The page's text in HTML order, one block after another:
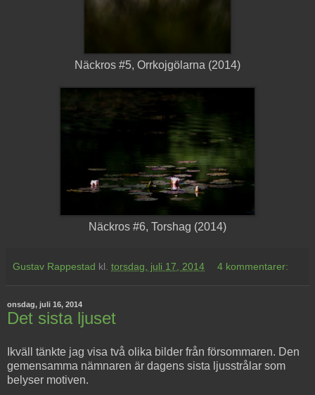
Näckros #5, Orrkojgölarna (2014)
Näckros #6, Torshag (2014)
Gustav Rappestad kl. torsdag, juli 17, 2014 4 kommentarer:
onsdag, juli 16, 2014
Det sista ljuset
Ikväll tänkte jag visa två olika bilder från försommaren. Den
gemensamma nämnaren är dagens sista ljusstrålar som
belyser motiven.